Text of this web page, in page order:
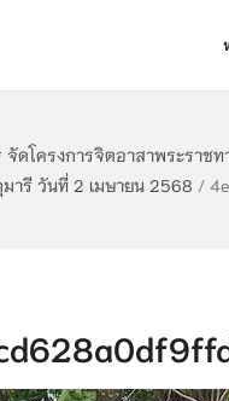
ดโครงการจิตอาสาพระราช
ารี วันที่ 2 เมษายน 2568 /